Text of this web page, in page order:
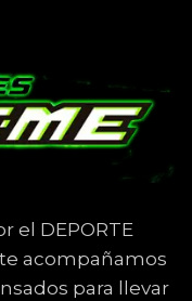
el DEPORTE
acompañamos
para llevar